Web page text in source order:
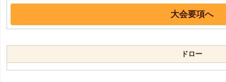
大会要項へ
ドロー